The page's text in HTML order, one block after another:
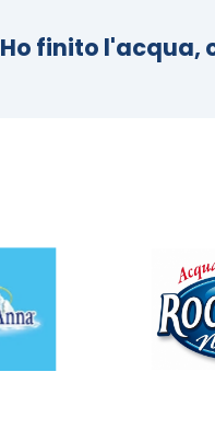
Ho finito l'acqua,